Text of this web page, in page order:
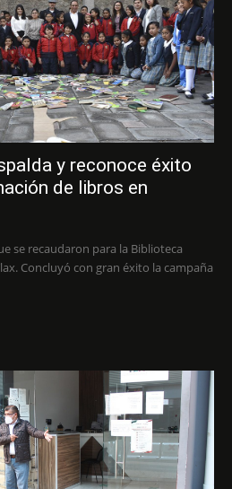
y reconoce éxito
de libros en
se recaudaron para la Biblioteca